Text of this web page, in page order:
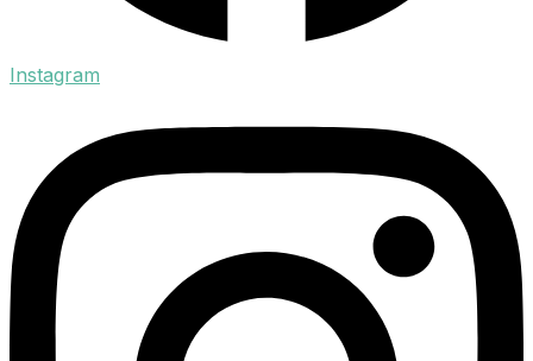
Instagram